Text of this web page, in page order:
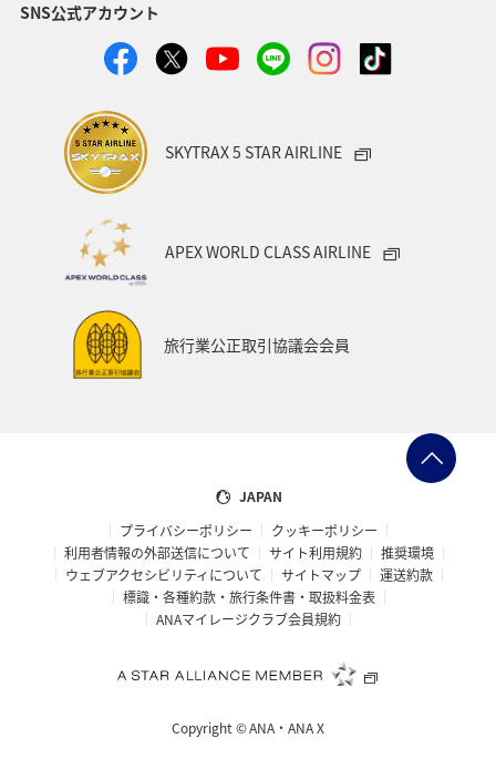
SNS公式アカウント
SKYTRAX 5 STAR AIRLINE
APEX WORLD CLASS AIRLINE
旅行業公正取引協議会会員
JAPAN
プライバシーポリシー
クッキーポリシー
利用者情報の外部送信について
サイト利用規約
推奨環境
ウェブアクセシビリティについて
サイトマップ
運送約款
標識・各種約款・旅行条件書・取扱料金表
ANAマイレージクラブ会員規約
Copyright ©ANA・ANA X